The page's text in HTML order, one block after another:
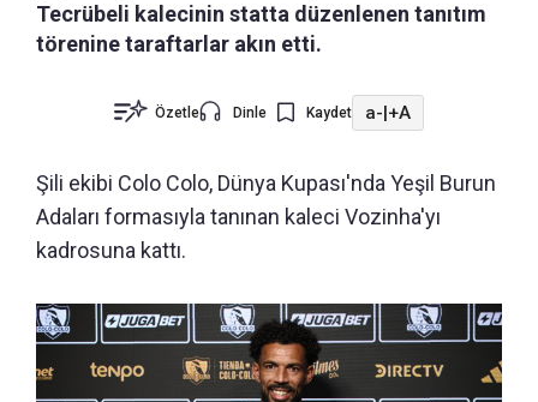
Tecrübeli kalecinin statta düzenlenen tanıtım
törenine taraftarlar akın etti.
Özetle Dinle Kaydet a-|+A
Şili ekibi Colo Colo, Dünya Kupası'nda Yeşil Burun
Adaları formasıyla tanınan kaleci Vozinha'yı
kadrosuna kattı.